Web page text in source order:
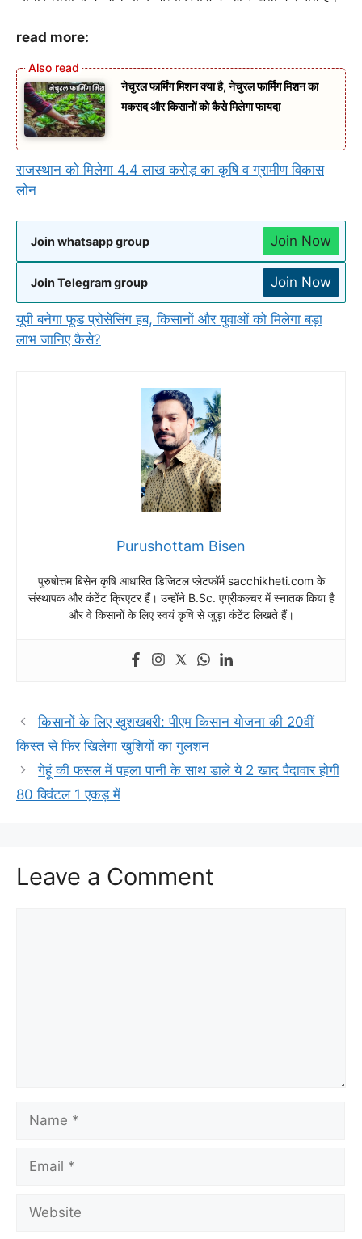
read more:
नेचुरल फार्मिंग मिशन क्या है, नेचुरल फार्मिंग मिशन का
मकसद और किसानों को कैसे मिलेगा फायदा
राजस्थान को मिलेगा 4.4 लाख करोड़ का कृषि व ग्रामीण विकास
लोन
Join whatsapp group Join Now
Join Telegram group Join Now
यूपी बनेगा फूड प्रोसेसिंग हब, किसानों और युवाओं को मिलेगा बड़ा
लाभ जानिए कैसे?
Purushottam Bisen
पुरुषोत्तम बिसेन कृषि आधारित डिजिटल प्लेटफॉर्म sacchikheti.com के
संस्थापक और कंटेंट क्रिएटर हैं। उन्होंने B.Sc. एग्रीकल्चर में स्नातक किया है
और वे किसानों के लिए स्वयं कृषि से जुड़ा कंटेंट लिखते हैं।
किसानों के लिए खुशखबरी: पीएम किसान योजना की 20वीं
किस्त से फिर खिलेगा खुशियों का गुलशन
गेहूं की फसल में पहला पानी के साथ डाले ये 2 खाद पैदावार होगी
80 क्विंटल 1 एकड़ में
Leave a Comment